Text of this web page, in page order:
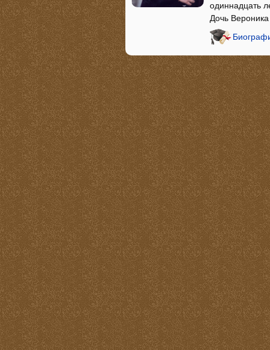
одиннадцать
Дочь